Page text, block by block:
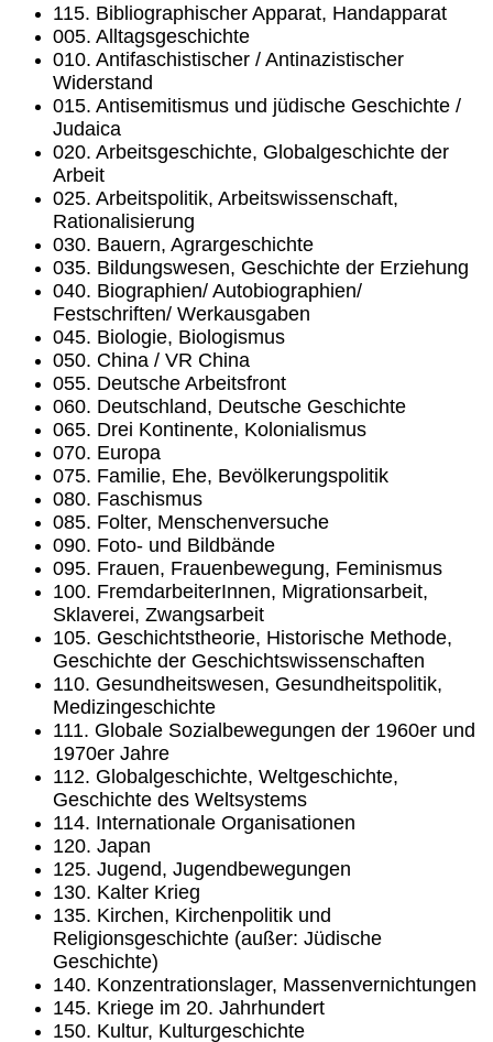
115. Bibliographischer Apparat, Handapparat
005. Alltagsgeschichte
010. Antifaschistischer / Antinazistischer
Widerstand
015. Antisemitismus und jüdische Geschichte /
Judaica
020. Arbeitsgeschichte, Globalgeschichte der
Arbeit
025. Arbeitspolitik, Arbeitswissenschaft,
Rationalisierung
030. Bauern, Agrargeschichte
035. Bildungswesen, Geschichte der Erziehung
040. Biographien/ Autobiographien/
Festschriften/ Werkausgaben
045. Biologie, Biologismus
050. China / VR China
055. Deutsche Arbeitsfront
060. Deutschland, Deutsche Geschichte
065. Drei Kontinente, Kolonialismus
070. Europa
075. Familie, Ehe, Bevölkerungspolitik
080. Faschismus
085. Folter, Menschenversuche
090. Foto- und Bildbände
095. Frauen, Frauenbewegung, Feminismus
100. FremdarbeiterInnen, Migrationsarbeit,
Sklaverei, Zwangsarbeit
105. Geschichtstheorie, Historische Methode,
Geschichte der Geschichtswissenschaften
110. Gesundheitswesen, Gesundheitspolitik,
Medizingeschichte
111. Globale Sozialbewegungen der 1960er und
1970er Jahre
112. Globalgeschichte, Weltgeschichte,
Geschichte des Weltsystems
114. Internationale Organisationen
120. Japan
125. Jugend, Jugendbewegungen
130. Kalter Krieg
135. Kirchen, Kirchenpolitik und
Religionsgeschichte (außer: Jüdische
Geschichte)
140. Konzentrationslager, Massenvernichtungen
145. Kriege im 20. Jahrhundert
150. Kultur, Kulturgeschichte